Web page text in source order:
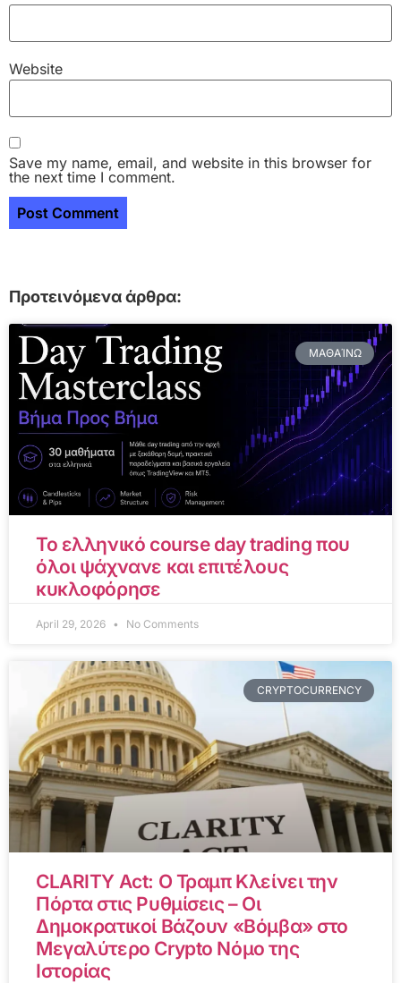
Website
Save my name, email, and website in this browser for
the next time I comment.
Προτεινόμενα άρθρα:
ΜΑΘΑΊΝΩ
Το ελληνικό course day trading που
όλοι ψάχνανε και επιτέλους
κυκλοφόρησε
April 29, 2026 No Comments
CRYPTOCURRENCY
CLARITY Act: Ο Τραμπ Κλείνει την
Πόρτα στις Ρυθμίσεις – Οι
Δημοκρατικοί Βάζουν «Βόμβα» στο
Μεγαλύτερο Crypto Νόμο της
Ιστορίας